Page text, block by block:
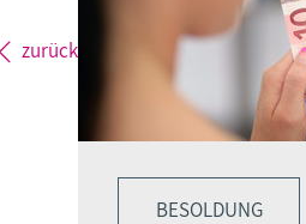
zurück
BESOLDUNG